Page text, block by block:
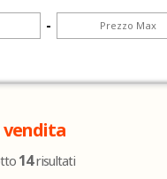
-
vendita
14risultati